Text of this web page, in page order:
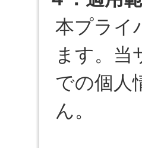
本プライ
ます。当
での個人
ん。